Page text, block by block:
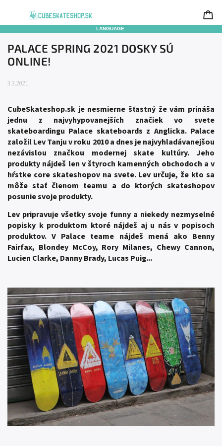
LANGUAGE:
PALACE SPRING 2021 DOSKY SÚ
ONLINE!
3.3.2021
CubeSkateshop.sk je nesmierne šťastný že vám prináša
jednu z najvyhypovanejších značiek vo svete
skateboardingu Palace skateboards z Anglicka. Palace
založil Lev Tanju v roku 2010 a dnes je najvyhladávanejšou
nezávislou značkou modernej skate kultúry. Jeho
produkty nájdeš len v štyroch kamenných obchodoch a v
hŕstke core skateshopov na svete. Lev určuje, že kto sa
môže stať členom teamu a do ktorých skateshopov
posunie svoje produkty.
Lev pripravuje všetky svoje funny a niekedy nezmyselné
popisky k produktom ktoré nájdeš aj u nás v popisoch
produktov. V Palace teame nájdeš mená ako Benny
Fairfax, Blondey McCoy, Rory Milanes, Chewy Cannon,
Lucien Clarke, Danny Brady, Lucas Puig...